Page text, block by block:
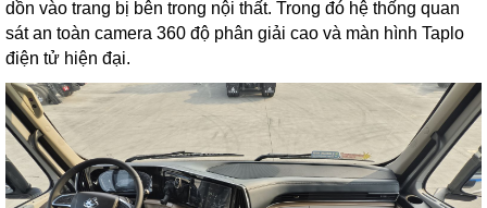
dồn vào trang bị bên trong nội thất. Trong đó hệ thống quan
sát an toàn camera 360 độ phân giải cao và màn hình Taplo
điện tử hiện đại.